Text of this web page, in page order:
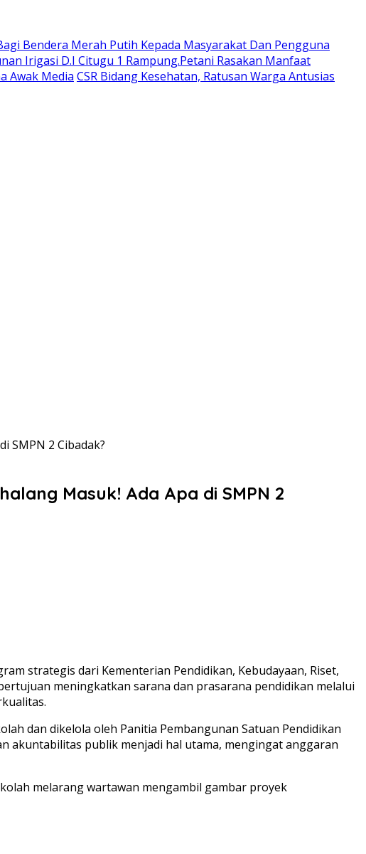
Bendera Merah Putih Kepada Masyarakat Dan Pengguna
Irigasi D.I Citugu 1 Rampung.Petani Rasakan Manfaat
Awak Media CSR Bidang Kesehatan, Ratusan Warga Antusias
SMPN 2 Cibadak?
Masuk! Ada Apa di SMPN 2
strategis dari Kementerian Pendidikan, Kebudayaan, Riset,
meningkatkan sarana dan prasarana pendidikan melalui
dan dikelola oleh Panitia Pembangunan Satuan Pendidikan
akuntabilitas publik menjadi hal utama, mengingat anggaran
melarang wartawan mengambil gambar proyek